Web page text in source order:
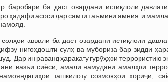
баробари ба даст овардани истиқлоли
ҳадафи асосӣ дар самти таъмини амнияти
аввали ба даст овардани истиқлоли
нигоҳдошти сулҳ ва мубориза бар зидди
Дар ин раванд ҳаракату гурӯҳҳои террористию
вазъи сиёсӣ, амалӣ намудани амалҳои
ташкилоту созмонҳои хориҷӣ,